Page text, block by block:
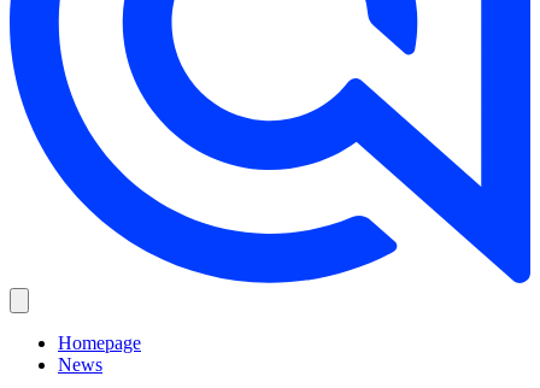
Homepage
News